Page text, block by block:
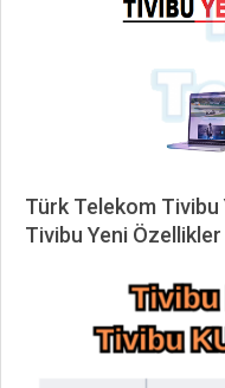
Türk Telekom
Tivibu Yeni Özellikler